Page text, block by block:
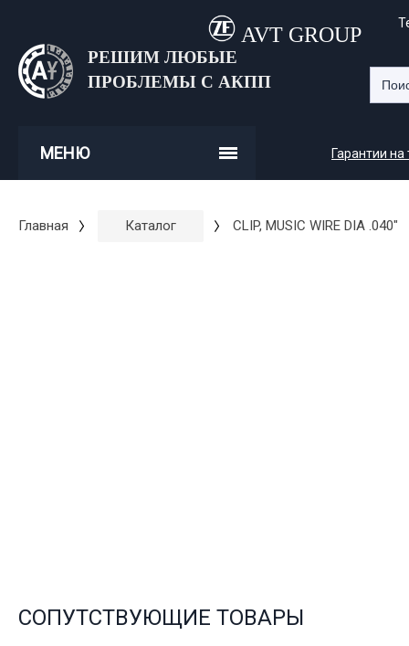
AVT GROUP
РЕШИМ ЛЮБЫЕ
ПРОБЛЕМЫ С АКПП
МЕНЮ Гарантии на
Главная Каталог CLIP, MUSIC WIRE DIA .040"
СОПУТСТВУЮЩИЕ ТОВАРЫ